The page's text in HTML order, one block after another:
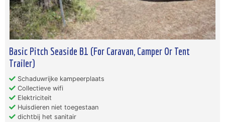
Basic Pitch Seaside B1 (For Caravan, Camper Or Tent
Trailer)
Schaduwrijke kampeerplaats
Collectieve wifi
Elektriciteit
Huisdieren niet toegestaan
dichtbij het sanitair